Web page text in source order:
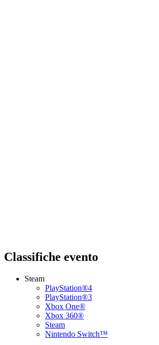
Classifiche evento
Steam
PlayStation®4
PlayStation®3
Xbox One®
Xbox 360®
Steam
Nintendo Switch™